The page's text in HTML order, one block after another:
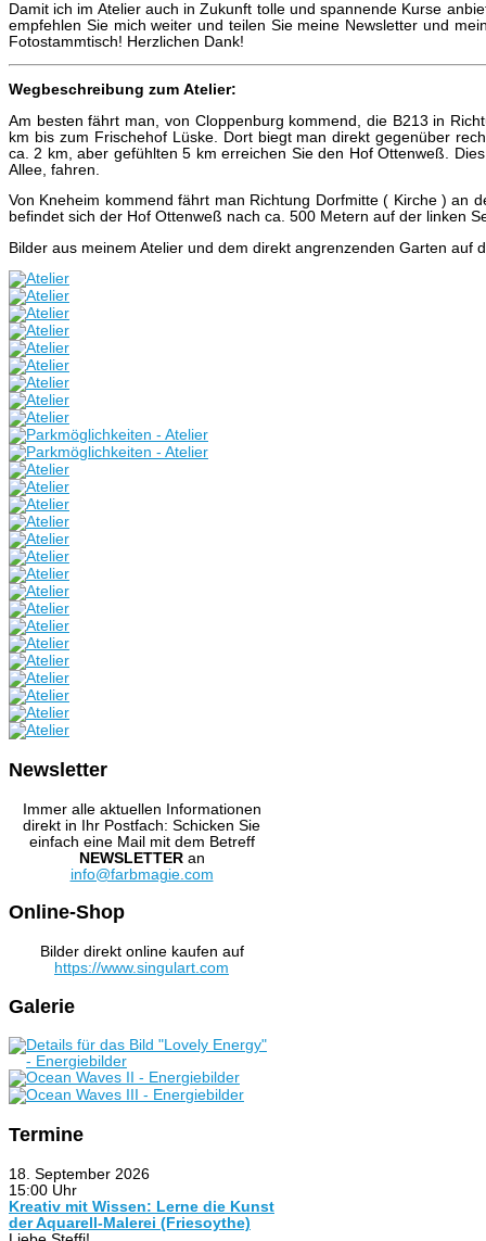
Damit ich im Atelier auch in Zukunft tolle und spannende Kurse
empfehlen Sie mich weiter und teilen Sie meine Newsletter und
Fotostammtisch! Herzlichen Dank!
Wegbeschreibung zum Atelier:
Am besten fährt man, von Cloppenburg kommend, die B213 in
km bis zum Frischehof Lüske. Dort biegt man direkt gegenüber
ca. 2 km, aber gefühlten 5 km erreichen Sie den Hof Ottenweß.
Allee, fahren.
Von Kneheim kommend fährt man Richtung Dorfmitte ( Kirche ) an
befindet sich der Hof Ottenweß nach ca. 500 Metern auf der linken
Bilder aus meinem Atelier und dem direkt angrenzenden Garten auf
Newsletter
Immer alle aktuellen Informationen
direkt in Ihr Postfach: Schicken Sie
einfach eine Mail mit dem Betreff
NEWSLETTERan
info@farbmagie.com
Online-Shop
Bilder direkt online kaufen auf
https://www.singulart.com
Galerie
Termine
18. September 2026
15:00 Uhr
Kreativ mit Wissen: Lerne die Kunst
der Aquarell-Malerei (Friesoythe)